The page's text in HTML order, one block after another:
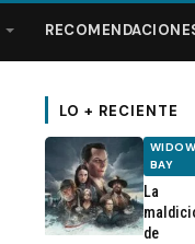
LO + RECIENTE
BAY
La
de